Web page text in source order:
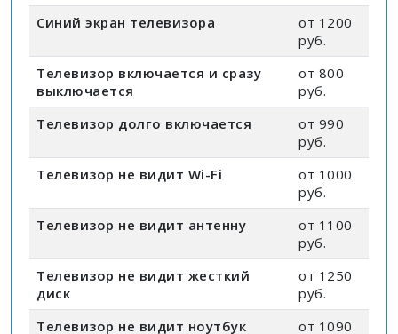
Синий экран телевизора
от 1200
руб.
Телевизор включается и сразу
выключается
от 800
руб.
Телевизор долго включается
от 990
руб.
Телевизор не видит Wi-Fi
от 1000
руб.
Телевизор не видит антенну
от 1100
руб.
Телевизор не видит жесткий
диск
от 1250
руб.
Телевизор не видит ноутбук
от 1090